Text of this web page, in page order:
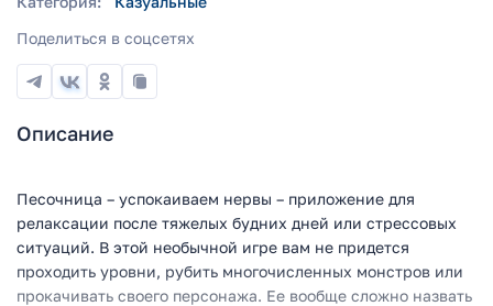
Поделиться в соцсетях
Описание
Песочница – успокаиваем нервы – приложение для
релаксации после тяжелых будних дней или стрессовых
ситуаций. В этой необычной игре вам не придется
проходить уровни, рубить многочисленных монстров или
прокачивать своего персонажа. Ее вообще сложно назвать